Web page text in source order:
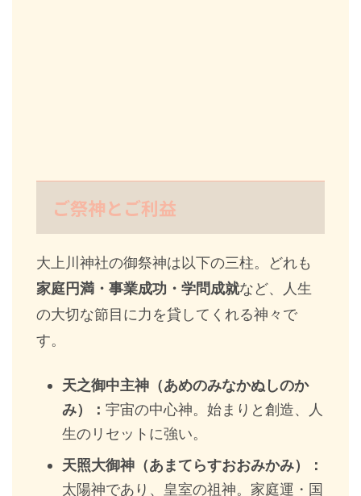
ご祭神とご利益
大上川神社の御祭神は以下の三柱。どれも
家庭円満・事業成功・学問成就など、人生
の大切な節目に力を貸してくれる神々で
す。
天之御中主神（あめのみなかぬしのか
み）： 宇宙の中心神。始まりと創造、人
生のリセットに強い。
天照大御神（あまてらすおおみかみ）：
太陽神であり、皇室の祖神。家庭運・国